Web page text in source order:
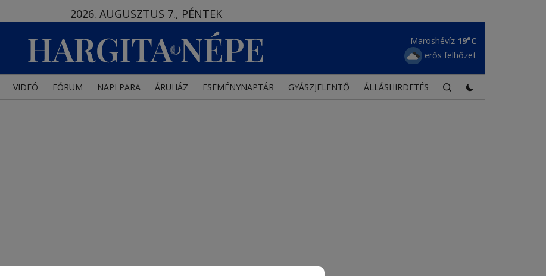
2026. AUGUSZTUS 7., PÉNTEK
Maroshévíz 19°C
erős felhőzet
VIDEÓ FÓRUM NAPI PARA ÁRUHÁZ ESEMÉNYNAPTÁR GYÁSZJELENTŐ ÁLLÁSHIRDETÉS